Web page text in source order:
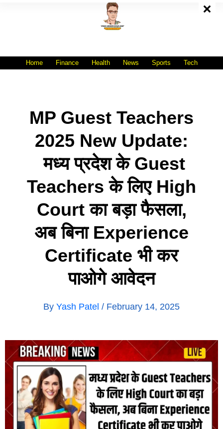
Home Finance Health News Sports Tech
MP Guest Teachers
2025 New Update:
मध्य प्रदेश के Guest
Teachers के लिए High
Court का बड़ा फैसला,
अब बिना Experience
Certificate भी कर
पाओगे आवेदन
By Yash Patel / February 14, 2025